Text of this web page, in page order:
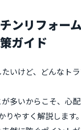
ンリフォー
ガイド
たいけど、どんな
多いからこそ、心
やすく解説します。